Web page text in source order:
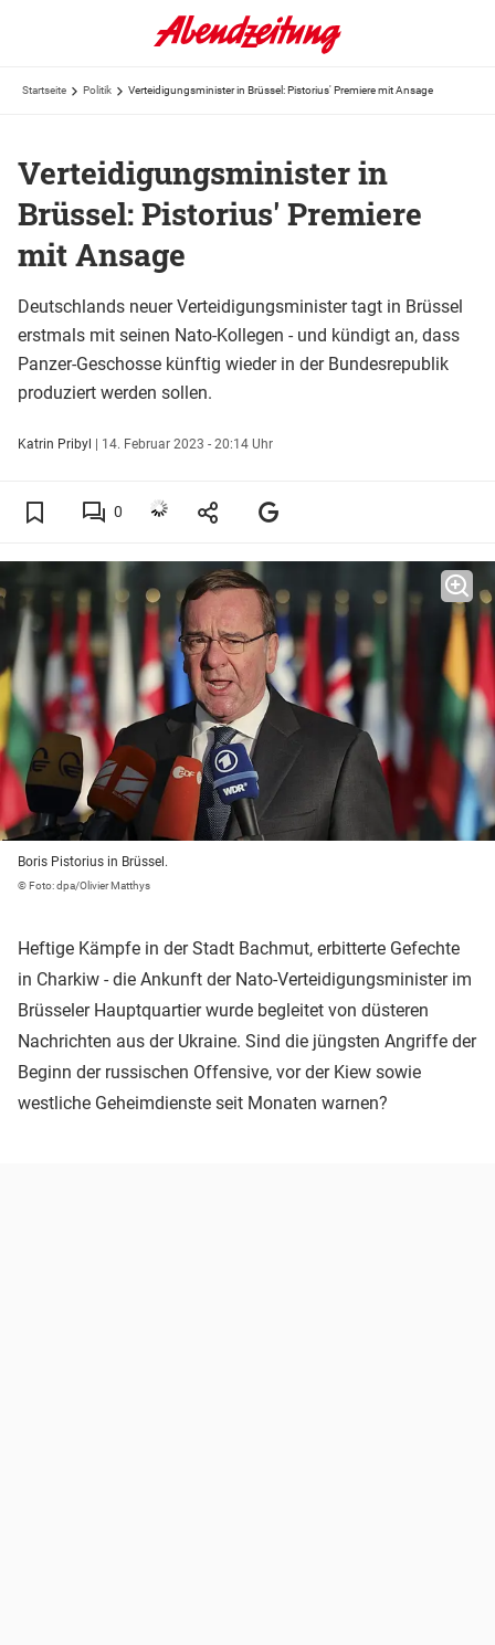
Startseite Politik Verteidigungsminister in Brüssel: Pistorius' Premiere mit Ansage
Verteidigungsminister in
Brüssel: Pistorius' Premiere
mit Ansage
Deutschlands neuer Verteidigungsminister tagt in Brüssel
erstmals mit seinen Nato-Kollegen - und kündigt an, dass
Panzer-Geschosse künftig wieder in der Bundesrepublik
produziert werden sollen.
Katrin Pribyl | 14. Februar 2023 - 20:14 Uhr
0
Boris Pistorius in Brüssel.
© Foto: dpa/Olivier Matthys
Heftige Kämpfe in der Stadt Bachmut, erbitterte Gefechte
in Charkiw - die Ankunft der Nato-Verteidigungsminister im
Brüsseler Hauptquartier wurde begleitet von düsteren
Nachrichten aus der Ukraine. Sind die jüngsten Angriffe der
Beginn der russischen Offensive, vor der Kiew sowie
westliche Geheimdienste seit Monaten warnen?